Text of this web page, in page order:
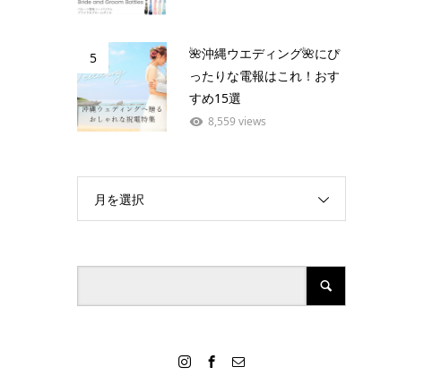
5
🌺沖縄ウエディング🌺にぴ
ったりな電報はこれ！おす
すめ15選
8,559 views
月を選択